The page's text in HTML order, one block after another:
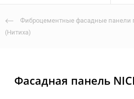
Фиброцементные фасадные панели
(Нитиха)
Фасадная панель